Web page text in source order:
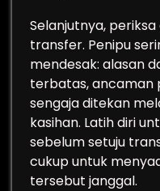
Selanjutnya,
transfer. Penipu
mendesak: alasan
terbatas, ancaman
sengaja ditekan
kasihan. Latih diri
sebelum setuju
cukup untuk
tersebut janggal.